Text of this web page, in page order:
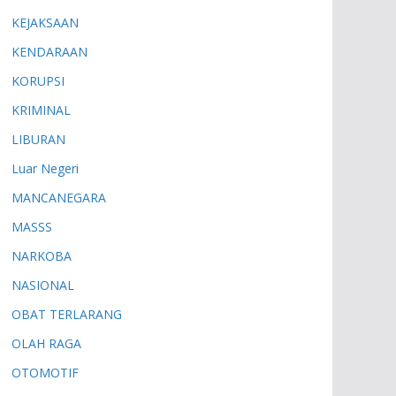
KEJAKSAAN
KENDARAAN
KORUPSI
KRIMINAL
LIBURAN
Luar Negeri
MANCANEGARA
MASSS
NARKOBA
NASIONAL
OBAT TERLARANG
OLAH RAGA
OTOMOTIF